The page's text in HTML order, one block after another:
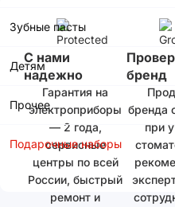
Зубные пасты
Детям
Прочее
Подарочные наборы
С нами
надежно
Гарантия на
электроприборы
— 2 года,
сервисные
центры по всей
России, быстрый
ремонт и
бренд
бренда
при